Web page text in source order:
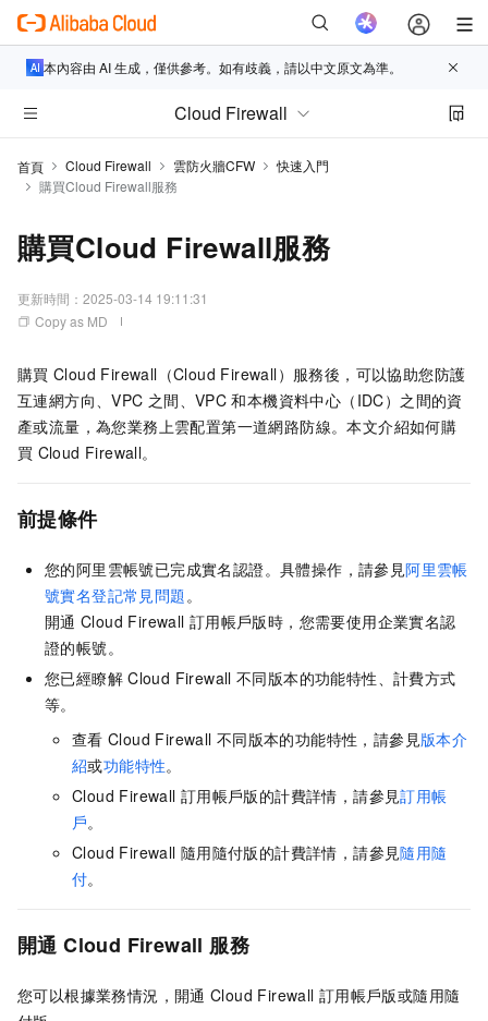
本內容由 AI 生成，僅供參考。如有歧義，請以中文原文為準。
Cloud Firewall
首頁 Cloud Firewall 雲防火牆CFW
快速入門
購買Cloud Firewall服務
購買Cloud Firewall服務
更新時間： 2025-03-14 19:11:31
Copy as MD
購買 Cloud Firewall（Cloud Firewall） 服務後，可以協助您防護
互連網方向、VPC 之間、VPC 和本機資料中心（IDC）之間的資
產或流量，為您業務上雲配置第一道網路防線。本文介紹如何購
買 Cloud Firewall。
前提條件
您的阿里雲帳號已完成實名認證。具體操作，請參見阿里雲帳
號實名登記常見問題。
開通 Cloud Firewall 訂用帳戶版時，您需要使用企業實名認
證的帳號。
您已經瞭解 Cloud Firewall 不同版本的功能特性、計費方式
等。
查看 Cloud Firewall 不同版本的功能特性，請參見版本介
紹或功能特性。
Cloud Firewall 訂用帳戶版的計費詳情，請參見訂用帳
戶。
Cloud Firewall 隨用隨付版的計費詳情，請參見隨用隨
付。
開通 Cloud Firewall 服務
您可以根據業務情況，開通 Cloud Firewall 訂用帳戶版或隨用隨